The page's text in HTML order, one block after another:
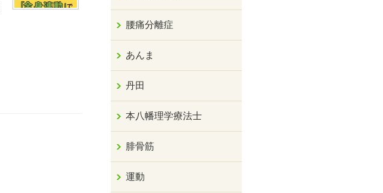
腰痛分離症
あんま
丹田
本八幡理学療法士
腓骨筋
運動